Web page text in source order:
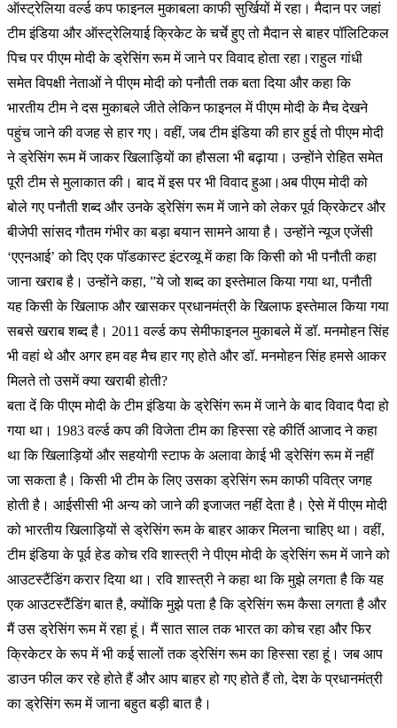
ऑस्ट्रेलिया वर्ल्ड कप फाइनल मुकाबला काफी सुर्खियों में रहा। मैदान पर जहां
टीम इंडिया और ऑस्ट्रेलियाई क्रिकेट के चर्चे हुए तो मैदान से बाहर पॉलिटिकल
पिच पर पीएम मोदी के ड्रेसिंग रूम में जाने पर विवाद होता रहा।राहुल गांधी
समेत विपक्षी नेताओं ने पीएम मोदी को पनौती तक बता दिया और कहा कि
भारतीय टीम ने दस मुकाबले जीते लेकिन फाइनल में पीएम मोदी के मैच देखने
पहुंच जाने की वजह से हार गए। वहीं, जब टीम इंडिया की हार हुई तो पीएम मोदी
ने ड्रेसिंग रूम में जाकर खिलाड़ियों का हौसला भी बढ़ाया। उन्होंने रोहित समेत
पूरी टीम से मुलाकात की। बाद में इस पर भी विवाद हुआ।अब पीएम मोदी को
बोले गए पनौती शब्द और उनके ड्रेसिंग रूम में जाने को लेकर पूर्व क्रिकेटर और
बीजेपी सांसद गौतम गंभीर का बड़ा बयान सामने आया है। उन्होंने न्यूज एजेंसी
‘एएनआई’ को दिए एक पॉडकास्ट इंटरव्यू में कहा कि किसी को भी पनौती कहा
जाना खराब है। उन्होंने कहा, ”ये जो शब्द का इस्तेमाल किया गया था, पनौती
यह किसी के खिलाफ और खासकर प्रधानमंत्री के खिलाफ इस्तेमाल किया गया
सबसे खराब शब्द है। 2011 वर्ल्ड कप सेमीफाइनल मुकाबले में डॉ. मनमोहन सिंह
भी वहां थे और अगर हम वह मैच हार गए होते और डॉ. मनमोहन सिंह हमसे आकर
मिलते तो उसमें क्या खराबी होती?
बता दें कि पीएम मोदी के टीम इंडिया के ड्रेसिंग रूम में जाने के बाद विवाद पैदा हो
गया था। 1983 वर्ल्ड कप की विजेता टीम का हिस्सा रहे कीर्ति आजाद ने कहा
था कि खिलाड़ियों और सहयोगी स्टाफ के अलावा केाई भी ड्रेसिंग रूम में नहीं
जा सकता है। किसी भी टीम के लिए उसका ड्रेसिंग रूम काफी पवित्र जगह
होती है। आईसीसी भी अन्य को जाने की इजाजत नहीं देता है। ऐसे में पीएम मोदी
को भारतीय खिलाड़ियों से ड्रेसिंग रूम के बाहर आकर मिलना चाहिए था। वहीं,
टीम इंडिया के पूर्व हेड कोच रवि शास्त्री ने पीएम मोदी के ड्रेसिंग रूम में जाने को
आउटस्टैंडिंग करार दिया था। रवि शास्त्री ने कहा था कि मुझे लगता है कि यह
एक आउटस्टैंडिंग बात है, क्योंकि मुझे पता है कि ड्रेसिंग रूम कैसा लगता है और
मैं उस ड्रेसिंग रूम में रहा हूं। मैं सात साल तक भारत का कोच रहा और फिर
क्रिकेटर के रूप में भी कई सालों तक ड्रेसिंग रूम का हिस्सा रहा हूं। जब आप
डाउन फील कर रहे होते हैं और आप बाहर हो गए होते हैं तो, देश के प्रधानमंत्री
का ड्रेसिंग रूम में जाना बहुत बड़ी बात है।